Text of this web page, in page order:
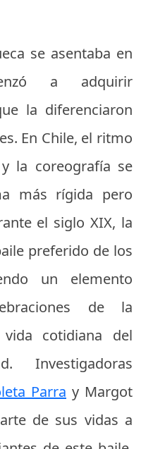
se asentaba en
a adquirir
la diferenciaron
En Chile, el ritmo
la coreografía se
más rígida pero
el siglo XIX, la
preferido de los
un elemento
de la
cotidiana del
Parra y Margot
de sus vidas a